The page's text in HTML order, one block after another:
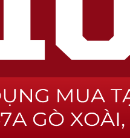
cá sấu uy tín nhất hcm